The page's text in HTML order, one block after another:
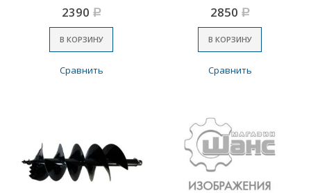
2390 Р
В КОРЗИНУ
Сравнить
2850 Р
В КОРЗИНУ
Сравнить